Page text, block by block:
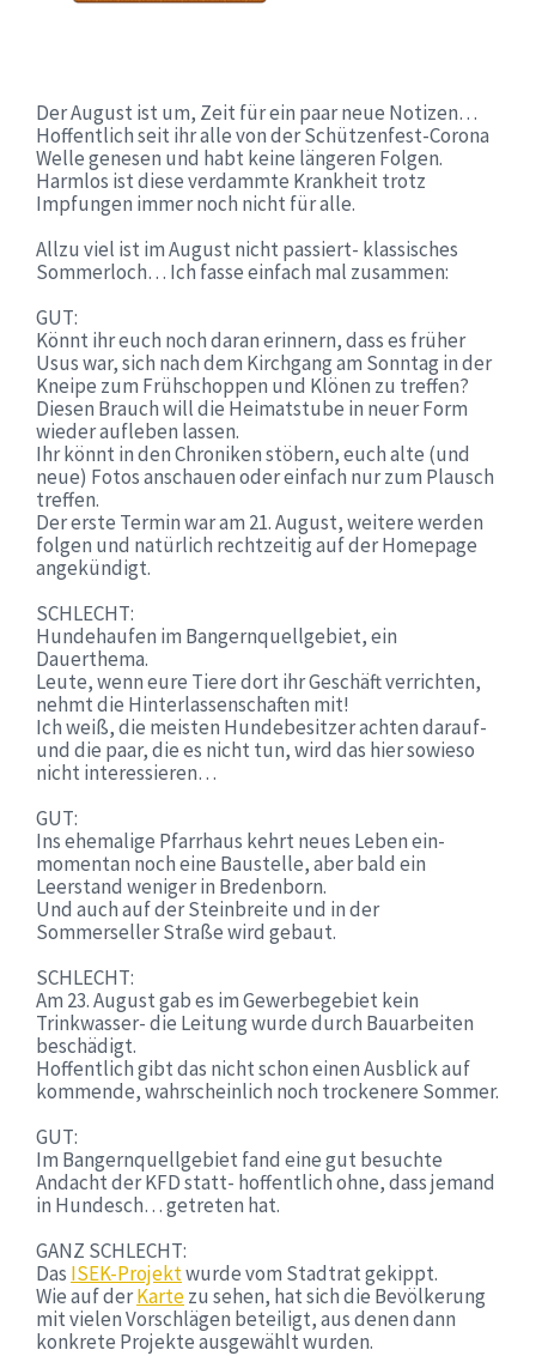
Der August ist um, Zeit für ein paar neue Notizen…
Hoffentlich seit ihr alle von der Schützenfest-Corona
Welle genesen und habt keine längeren Folgen.
Harmlos ist diese verdammte Krankheit trotz
Impfungen immer noch nicht für alle.
Allzu viel ist im August nicht passiert- klassisches
Sommerloch… Ich fasse einfach mal zusammen:
GUT:
Könnt ihr euch noch daran erinnern, dass es früher
Usus war, sich nach dem Kirchgang am Sonntag in der
Kneipe zum Frühschoppen und Klönen zu treffen?
Diesen Brauch will die Heimatstube in neuer Form
wieder aufleben lassen.
Ihr könnt in den Chroniken stöbern, euch alte (und
neue) Fotos anschauen oder einfach nur zum Plausch
treffen.
Der erste Termin war am 21. August, weitere werden
folgen und natürlich rechtzeitig auf der Homepage
angekündigt.
SCHLECHT:
Hundehaufen im Bangernquellgebiet, ein
Dauerthema.
Leute, wenn eure Tiere dort ihr Geschäft verrichten,
nehmt die Hinterlassenschaften mit!
Ich weiß, die meisten Hundebesitzer achten darauf-
und die paar, die es nicht tun, wird das hier sowieso
nicht interessieren…
GUT:
Ins ehemalige Pfarrhaus kehrt neues Leben ein-
momentan noch eine Baustelle, aber bald ein
Leerstand weniger in Bredenborn.
Und auch auf der Steinbreite und in der
Sommerseller Straße wird gebaut.
SCHLECHT:
Am 23. August gab es im Gewerbegebiet kein
Trinkwasser- die Leitung wurde durch Bauarbeiten
beschädigt.
Hoffentlich gibt das nicht schon einen Ausblick auf
kommende, wahrscheinlich noch trockenere Sommer.
GUT:
Im Bangernquellgebiet fand eine gut besuchte
Andacht der KFD statt- hoffentlich ohne, dass jemand
in Hundesch… getreten hat.
GANZ SCHLECHT:
Das ISEK-Projektwurde vom Stadtrat gekippt.
Wie auf derKartezu sehen, hat sich die Bevölkerung
mit vielen Vorschlägen beteiligt, aus denen dann
konkrete Projekte ausgewählt wurden.